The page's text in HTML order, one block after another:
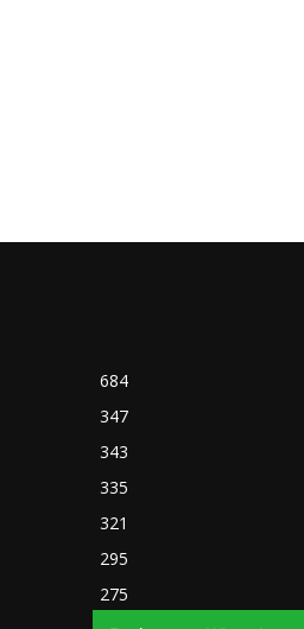
684
347
343
335
321
295
275